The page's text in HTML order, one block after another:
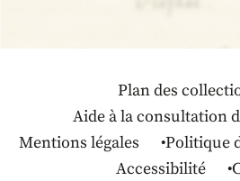
Plan des
Aide à la consultation
Mentions légales
Politique
Accessibilité